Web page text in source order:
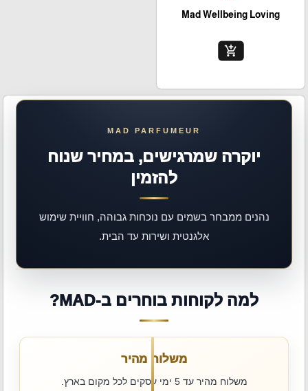
Mad Wellbeing Loving
add_shopping_cart
יוקרה שמרגישים, במחיר שנוח
להזמין
נהנים ממבחר בשמים עם נוכחות גבוהה, חוויית שימוש
אלגנטית ושירות עד הבית.
למה לקוחות בוחרים ב-MAD?
משלוח מהיר
משלוח מהיר עד 5 ימי עסקים לכל מקום בארץ.